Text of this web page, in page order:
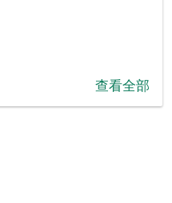
查看全部